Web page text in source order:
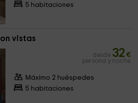
5 habitaciones
vistas
desde 32 €
persona y noche
Máximo 2 huéspedes
5 habitaciones